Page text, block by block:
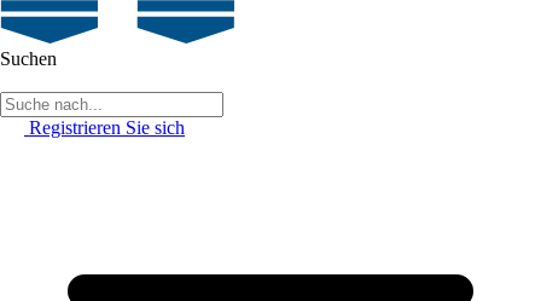
Suchen
Registrieren Sie sich